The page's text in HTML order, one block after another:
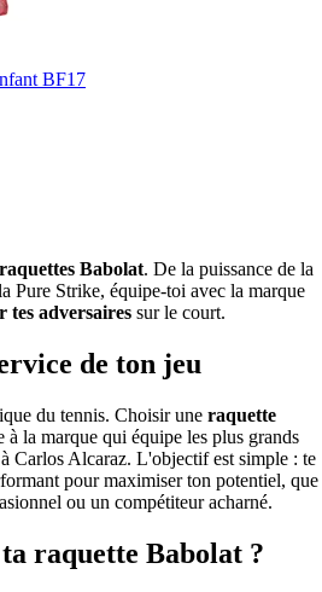
BF17
raquettes Babolat. De la puissance de la
Pure Strike, équipe-toi avec la marque
tes adversaires sur le court.
de ton jeu
du tennis. Choisir une raquette
à la marque qui équipe les plus grands
Carlos Alcaraz. L'objectif est simple : te
pour maximiser ton potentiel, que
ou un compétiteur acharné.
raquette Babolat ?